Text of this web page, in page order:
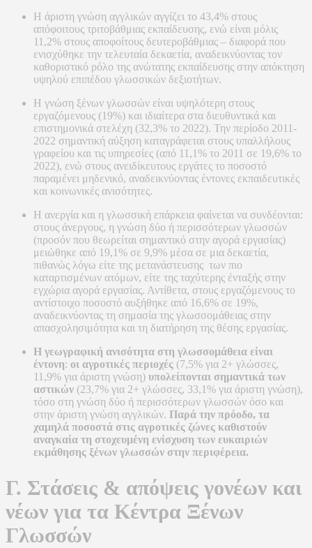
Η άριστη γνώση αγγλικών αγγίζει το 43,4% στους
απόφοιτους τριτοβάθμιας εκπαίδευσης, ενώ είναι μόλις
11,2% στους αποφοίτους δευτεροβάθμιας – διαφορά που
ενισχύθηκε την τελευταία δεκαετία, αναδεικνύοντας τον
καθοριστικό ρόλο της ανώτατης εκπαίδευσης στην απόκτηση
υψηλού επιπέδου γλωσσικών δεξιοτήτων.
Η γνώση ξένων γλωσσών είναι υψηλότερη στους
εργαζόμενους (19%) και ιδιαίτερα στα διευθυντικά και
επιστημονικά στελέχη (32,3% το 2022). Την περίοδο 2011-
2022 σημαντική αύξηση καταγράφεται στους υπαλλήλους
γραφείου και τις υπηρεσίες (από 11,1% το 2011 σε 19,6% το
2022), ενώ στους ανειδίκευτους εργάτες το ποσοστό
παραμένει μηδενικό, αναδεικνύοντας έντονες εκπαιδευτικές
και κοινωνικές ανισότητες.
Η ανεργία και η γλωσσική επάρκεια φαίνεται να συνδέονται:
στους άνεργους, η γνώση δύο ή περισσότερων γλωσσών
(προσόν που θεωρείται σημαντικό στην αγορά εργασίας)
μειώθηκε από 19,1% σε 9,9% μέσα σε μια δεκαετία,
πιθανώς λόγω είτε της μετανάστευσης των πιο
καταρτισμένων ατόμων, είτε της ταχύτερης ένταξής στην
εγχώρια αγορά εργασίας. Αντίθετα, στους εργαζόμενους το
αντίστοιχο ποσοστό αυξήθηκε από 16,6% σε 19%,
αναδεικνύοντας τη σημασία της γλωσσομάθειας στην
απασχολησιμότητα και τη διατήρηση της θέσης εργασίας.
Η γεωγραφική ανισότητα στη γλωσσομάθεια είναι
έντονη: οι αγροτικές περιοχές (7,5% για 2+ γλώσσες,
11,9% για άριστη γνώση) υπολείπονται σημαντικά των
αστικών (23,7% για 2+ γλώσσες, 33,1% για άριστη γνώση),
τόσο στη γνώση δύο ή περισσότερων γλωσσών όσο και
στην άριστη γνώση αγγλικών. Παρά την πρόοδο, τα
χαμηλά ποσοστά στις αγροτικές ζώνες καθιστούν
αναγκαία τη στοχευμένη ενίσχυση των ευκαιριών
εκμάθησης ξένων γλωσσών στην περιφέρεια.
Γ. Στάσεις & απόψεις γονέων και
νέων για τα Κέντρα Ξένων
Γλωσσών